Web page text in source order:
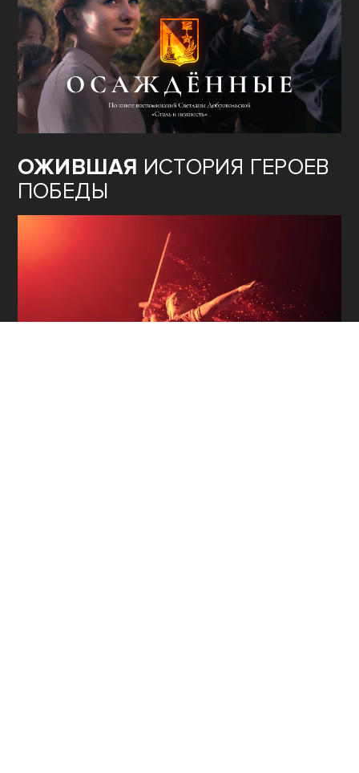
ОЖИВШАЯ ИСТОРИЯ ГЕРОЕВ
ПОБЕДЫ